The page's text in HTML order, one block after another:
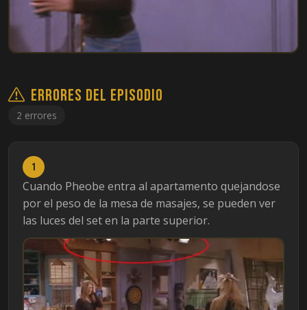
Errores del episodio
2 errores
1
Cuando Pheobe entra al apartamento quejandose
por el peso de la mesa de masajes, se pueden ver
las luces del set en la parte superior.